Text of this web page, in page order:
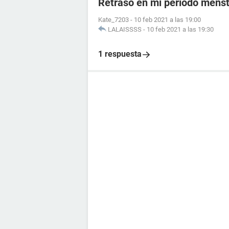
Retraso en mi periodo
Kate_7203 - 10 feb 2021 a las 19:00
LALAISSSS - 10 feb 2021 a las 19:30
1 respuesta